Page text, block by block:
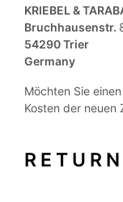
KRIEBEL &
Bruchhausenstr.
54290 Trier
Germany
Möchten Sie
Kosten der neuen